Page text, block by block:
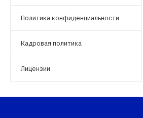
Политика конфиденциальности
Кадровая политика
Лицензии